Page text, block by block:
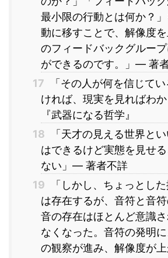
最小限の行動とは何か？
動に移すことで、解像度
のフィードバックグルー
ができるのです。」― 著
17
「その人が何を信じて
ければ、現実を見ればわ
『武器になる哲学』
18
「天才の見える世界と
はできるけど実態を見せ
ない」― 著者不詳
19
「しかし、ちょっとし
は存在するが、音符と音
音の存在はほとんど意識
なくなった。音符の発明
の観察が進み、解像度が